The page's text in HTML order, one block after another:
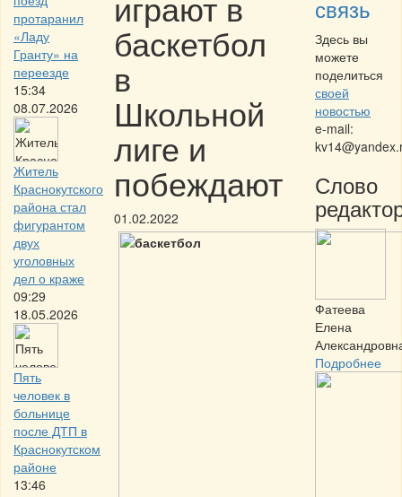
протаранил
«Ладу
Гранту» на
переезде
15:34
08.07.2026
Житель
Краснокутского
района стал
фигурантом
двух
уголовных
дел о краже
09:29
18.05.2026
Пять
человек в
больнице
после ДТП в
Краснокутском
районе
13:46
баскетбол
в
Школьной
лиге и
побеждают
01.02.2022
связь
Здесь вы
можете
поделиться
своей
новостью
e-mail:
Слово
Фатеева
Елена
Подробнее